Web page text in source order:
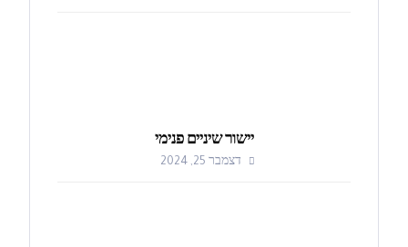
יישור שיניים פנימי
דצמבר 25, 2024